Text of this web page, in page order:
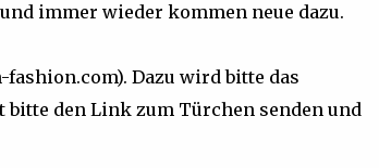
immer wieder kommen neue dazu.
Dazu wird bitte das
den Link zum Türchen senden und